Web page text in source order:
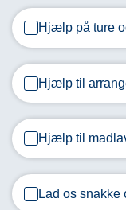
glade
for,
du
har
lyst
til
at
en
hjælpende
Hjælp på ture
Hjælp til
Hjælp til
Lad os snakke